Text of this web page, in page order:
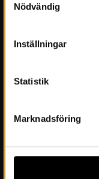
Nödvändig
Inställningar
Statistik
Marknadsföring
Museets historia
Årsböcker
Styrelse